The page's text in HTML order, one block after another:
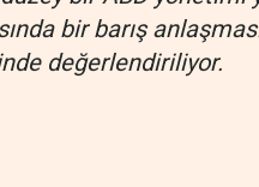
bir barış
değerlendiriliyor.